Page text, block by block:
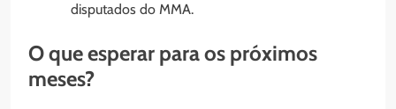
disputados do MMA.
O que esperar para os próximos
meses?